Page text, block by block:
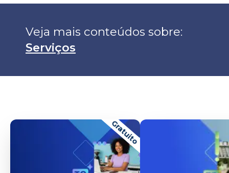
Serviços
Gratuito